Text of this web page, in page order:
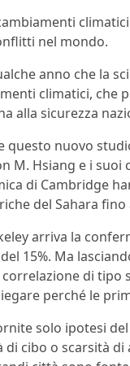
nel mondo.
anno che la
climatici, che
alla sicurezza
questo nuovo
M. Hsiang e i suoi
di Cambridge
del Sahara
arriva la
15%. Ma
correlazione di tipo
perché le
solo ipotesi
di cibo o scarsità